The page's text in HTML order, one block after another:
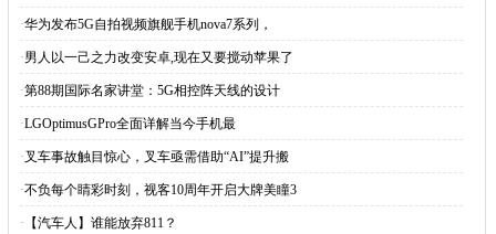
·华为发布5G自拍视频旗舰手机nova7系列，
·男人以一己之力改变安卓,现在又要搅动苹果了
·第88期国际名家讲堂：5G相控阵天线的设计
·LGOptimusGPro全面详解当今手机最
·叉车事故触目惊心，叉车亟需借助“AI”提升搬
·不负每个睛彩时刻，视客10周年开启大牌美瞳3
· 【汽车人】谁能放弃811？